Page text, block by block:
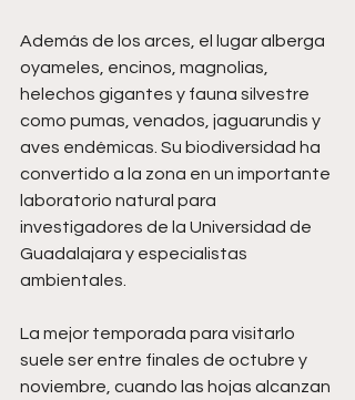
Además de los arces, el lugar alberga
oyameles, encinos, magnolias,
helechos gigantes y fauna silvestre
como pumas, venados, jaguarundis y
aves endémicas. Su biodiversidad ha
convertido a la zona en un importante
laboratorio natural para
investigadores de la Universidad de
Guadalajara y especialistas
ambientales.
La mejor temporada para visitarlo
suele ser entre finales de octubre y
noviembre, cuando las hojas alcanzan